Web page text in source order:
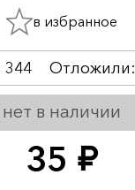
35 руб.
нет в наличии
344 Отложили:
в избранное